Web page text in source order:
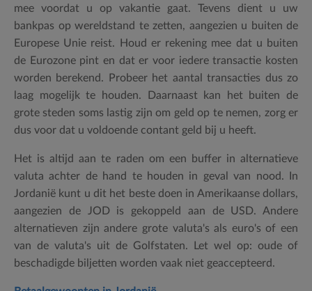
mee voordat u op vakantie gaat. Tevens dient u uw
bankpas op wereldstand te zetten, aangezien u buiten de
Europese Unie reist. Houd er rekening mee dat u buiten
de Eurozone pint en dat er voor iedere transactie kosten
worden berekend. Probeer het aantal transacties dus zo
laag mogelijk te houden. Daarnaast kan het buiten de
grote steden soms lastig zijn om geld op te nemen, zorg er
dus voor dat u voldoende contant geld bij u heeft.
Het is altijd aan te raden om een buffer in alternatieve
valuta achter de hand te houden in geval van nood. In
Jordanië kunt u dit het beste doen in Amerikaanse dollars,
aangezien de JOD is gekoppeld aan de USD. Andere
alternatieven zijn andere grote valuta's als euro's of een
van de valuta's uit de Golfstaten. Let wel op: oude of
beschadigde biljetten worden vaak niet geaccepteerd.